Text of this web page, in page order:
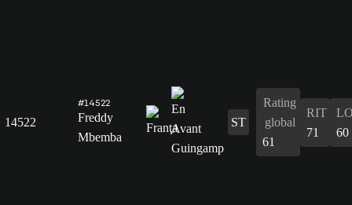
14522
#14522
Freddy
Mbemba
ST
Rating
global
61
RIT
71
60